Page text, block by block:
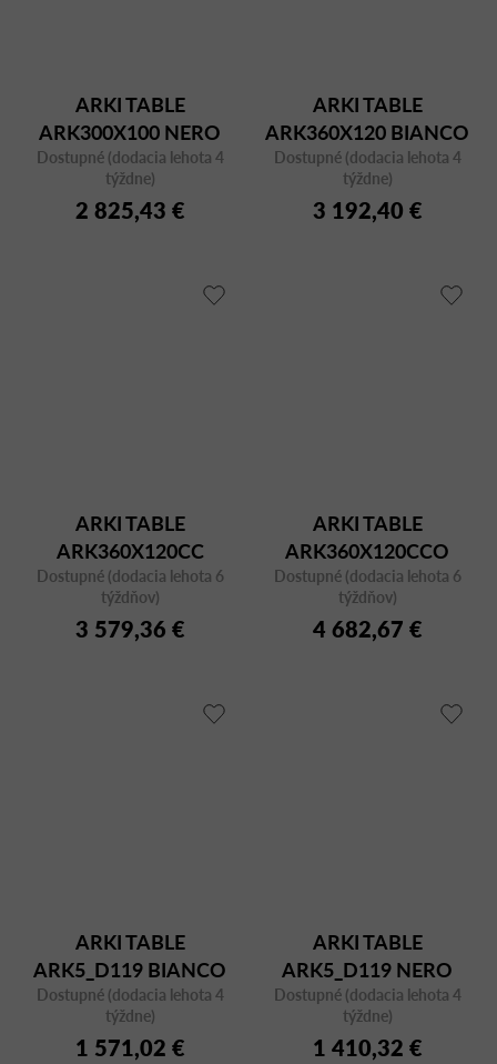
ARKI TABLE
ARK300X100 NERO
FMPNE
Dostupné (dodacia lehota 4
týždne)
2 825,43 €
ARKI TABLE
ARK360X120 BIANCO
CFCBI
Dostupné (dodacia lehota 4
týždne)
3 192,40 €
ARKI TABLE
ARK360X120CC
BIANCO CFCBI
Dostupné (dodacia lehota 6
týždňov)
3 579,36 €
ARKI TABLE
ARK360X120CCO
NERO FNPNE
Dostupné (dodacia lehota 6
týždňov)
4 682,67 €
ARKI TABLE
ARK5_D119 BIANCO
Dostupné (dodacia lehota 4
týždne)
1 571,02 €
ARKI TABLE
ARK5_D119 NERO
Dostupné (dodacia lehota 4
týždne)
1 410,32 €